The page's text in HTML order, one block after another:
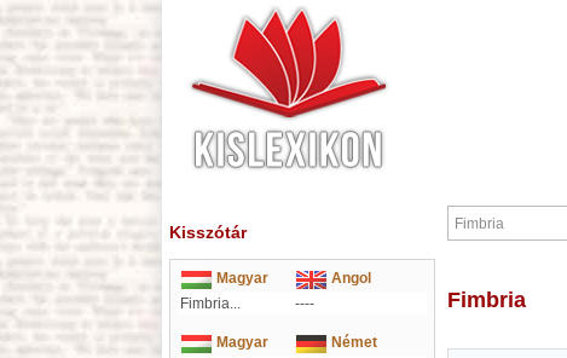
Kisszótár
Magyar
Angol
Fimbria...
----
Magyar
Német
Fimbria